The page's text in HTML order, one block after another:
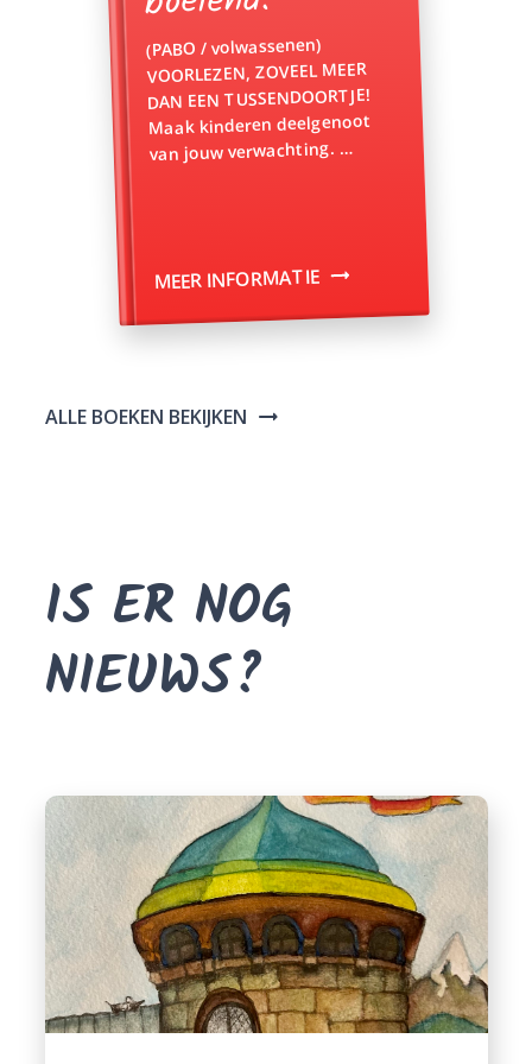
(PABO / volwassenen)
VOORLEZEN, ZOVEEL MEER
DAN EEN TUSSENDOORTJE!
Maak kinderen deelgenoot
van jouw verwachting. …
MEER INFORMATIE
ALLE BOEKEN BEKIJKEN
IS ER NOG
NIEUWS?